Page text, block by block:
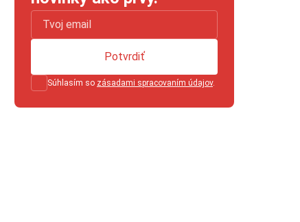
Súhlasím so zásadami spracovaním údajov.
Potvrdiť